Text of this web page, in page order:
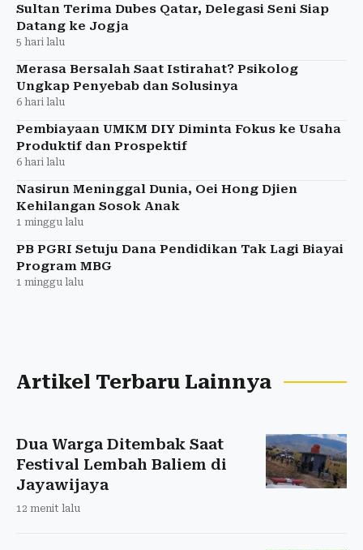
Sultan Terima Dubes Qatar, Delegasi Seni Siap
Datang ke Jogja
5 hari lalu
Merasa Bersalah Saat Istirahat? Psikolog
Ungkap Penyebab dan Solusinya
6 hari lalu
Pembiayaan UMKM DIY Diminta Fokus ke Usaha
Produktif dan Prospektif
6 hari lalu
Nasirun Meninggal Dunia, Oei Hong Djien
Kehilangan Sosok Anak
1 minggu lalu
PB PGRI Setuju Dana Pendidikan Tak Lagi Biayai
Program MBG
1 minggu lalu
Artikel Terbaru Lainnya
Dua Warga Ditembak Saat
Festival Lembah Baliem di
Jayawijaya
12 menit lalu